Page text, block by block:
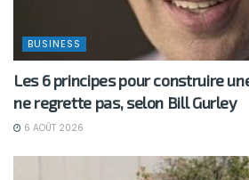
BUSINESS
Les 6 principes pour construire
ne regrette pas, selon Bill Gurley
6 AOÛT 2026